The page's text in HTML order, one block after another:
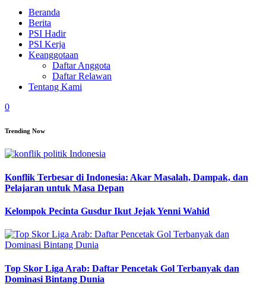
Beranda
Berita
PSI Hadir
PSI Kerja
Keanggotaan
Daftar Anggota
Daftar Relawan
Tentang Kami
0
Trending Now
Konflik Terbesar di Indonesia: Akar Masalah, Dampak, dan
Pelajaran untuk Masa Depan
Kelompok Pecinta Gusdur Ikut Jejak Yenni Wahid
Top Skor Liga Arab: Daftar Pencetak Gol Terbanyak dan
Dominasi Bintang Dunia